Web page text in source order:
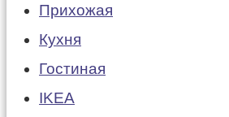
Прихожая
Кухня
Гостиная
IKEA